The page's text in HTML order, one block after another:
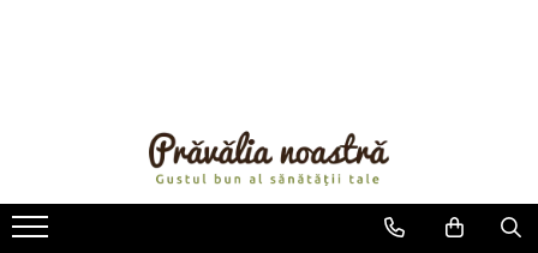
ULEIURI ȘI UNTURI
MĂSLINE